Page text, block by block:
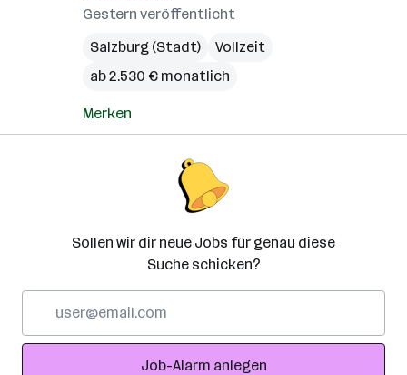
Gestern veröffentlicht
Salzburg (Stadt)
Vollzeit
ab 2.530 € monatlich
Merken
Sollen wir dir neue Jobs für genau diese
Suche schicken?
Adresse
Job-Alarm anlegen